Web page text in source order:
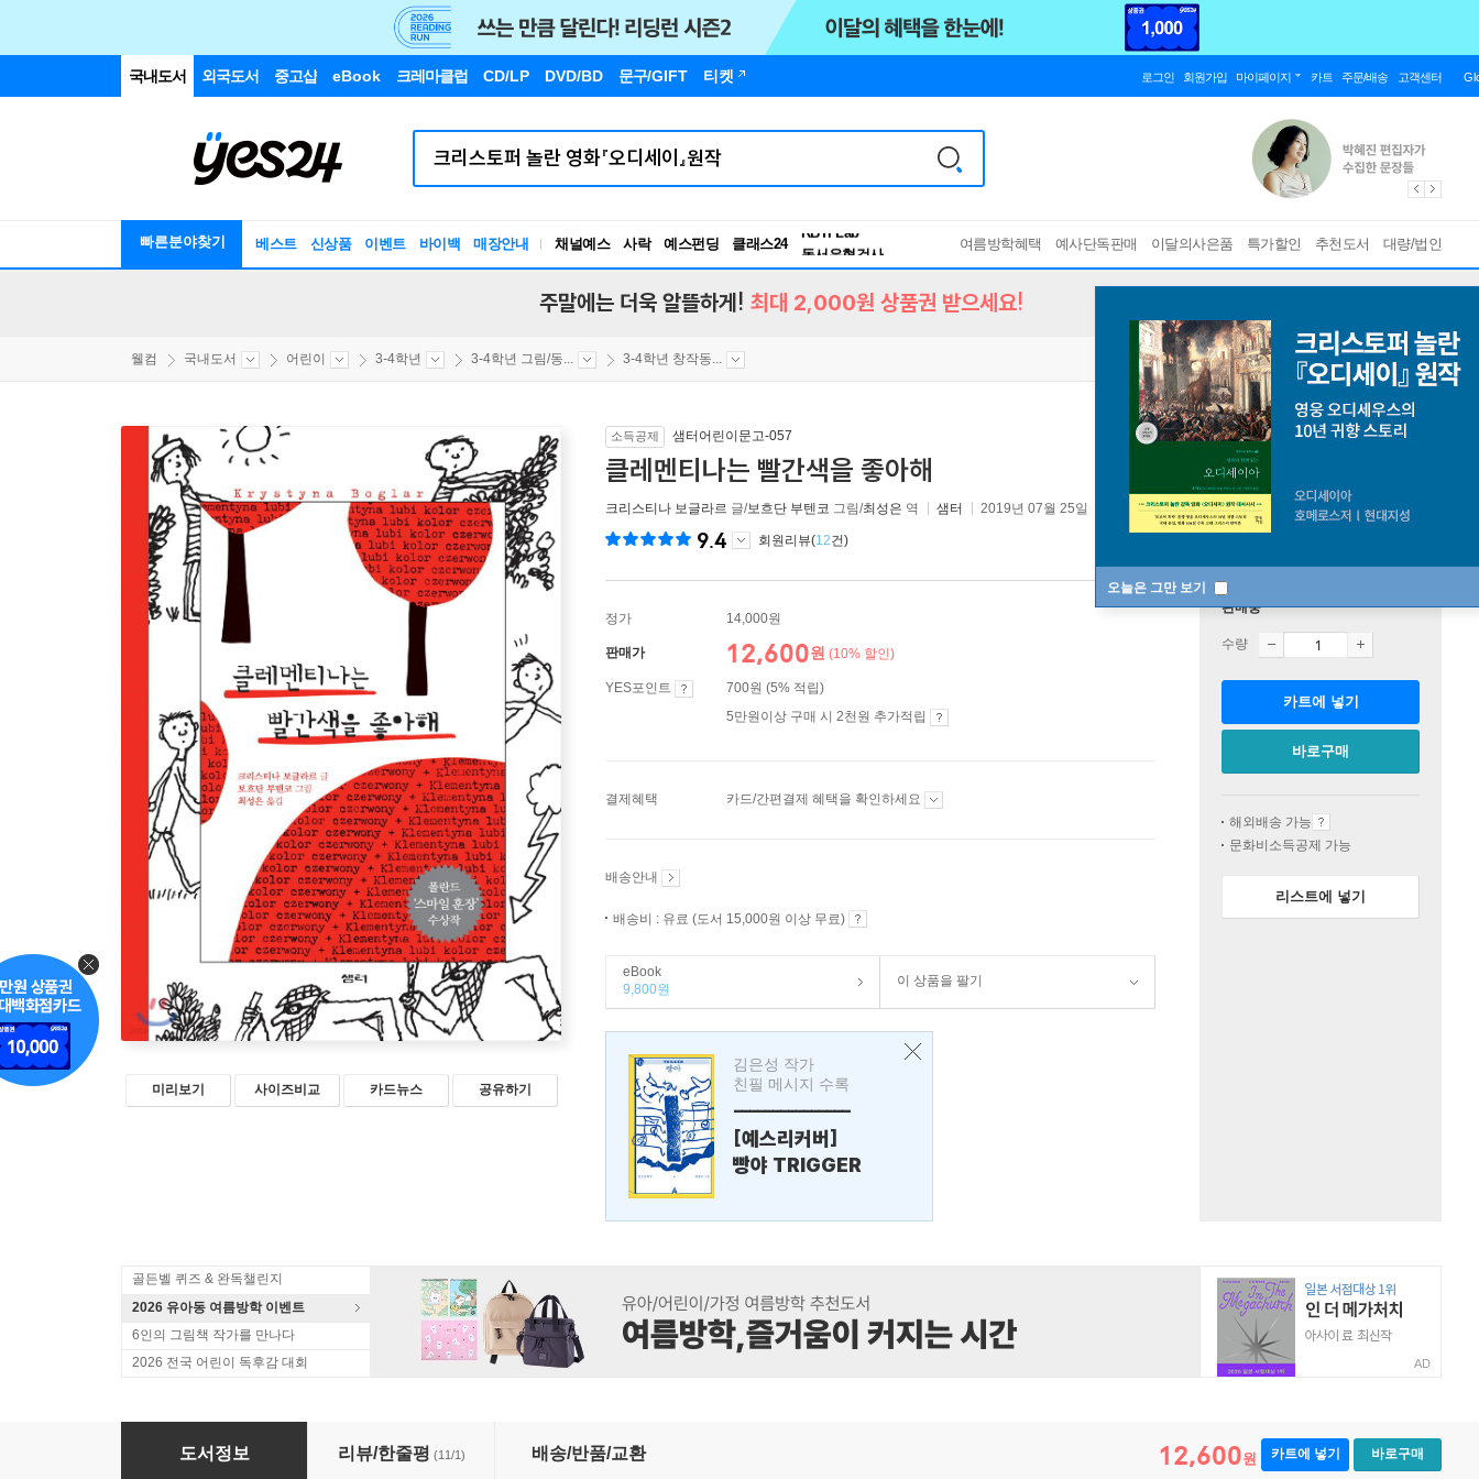
국내도서 외국도서 중고샵 eBook 크레마클럽 CD/LP DVD/BD 문구/GIFT 티켓 로그인 회원가입 마이페이지 카트 주문/배송 고객센터
빠른분야찾기 베스트 신상품 이벤트 바이백 매장안내 채널예스 사락 예스펀딩 클래스24
독서유형검사
RBTI Lab
여름방학혜택 예사단독판매 이달의사은품 특가할인 추천도서 대량/법인
오늘은 그만 보기
주말에는 더욱 알뜰하게! 최대 2,000원 상품권 받으세요!
웰컴 국내도서 어린이 3-4학년 3-4학년 그림/동... 3-4학년 창작동...
미리보기 사이즈비교 카드뉴스 공유하기
소득공제 샘터어린이문고-057
클레멘티나는 빨간색을 좋아해
크리스티나 보글라르 글/보흐단 부텐코 그림/최성은 역 샘터 2019년 07월 25일 원제 :Klementyna lubi kolor czerwony
9.4 회원리뷰(12건)
정가 14,000원
판매가 12,600원 (10% 할인)
YES포인트
700원 (5% 적립)
5만원이상 구매 시 2천원 추가적립
결제혜택 카드/간편결제 혜택을 확인하세요
배송안내
배송비 : 유료 (도서 15,000원 이상 무료)
eBook
9,800원
이 상품을 팔기
김은성 작가
친필 메시지 수록
---------------
[예스리커버]
빵야 TRIGGER
판매중
수량
카트에 넣기
바로구매
해외배송 가능
문화비소득공제 가능
리스트에 넣기
골든벨 퀴즈 & 완독챌린지
2026 유아동 여름방학 이벤트
6인의 그림책 작가를 만나다
2026 전국 어린이 독후감 대회
AD
클레멘티나는 빨간색을 좋아해
도서정보 리뷰/한줄평 (11/1) 배송/반품/교환 12,600원 카트에 넣기 바로구매